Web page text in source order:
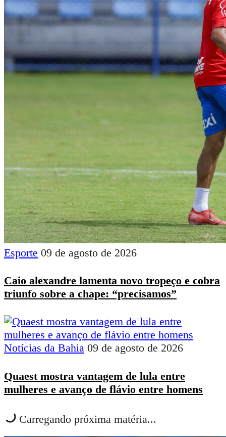
Esporte 09 de agosto de 2026
Caio alexandre lamenta novo tropeço e cobra
triunfo sobre a chape: “precisamos”
Notícias da Bahia 09 de agosto de 2026
Quaest mostra vantagem de lula entre
mulheres e avanço de flávio entre homens
Carregando próxima matéria...